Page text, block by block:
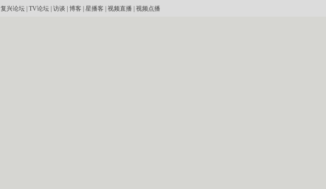
复兴论坛| TV论坛| 访谈 博客 星播客 视频直播| 视频点播